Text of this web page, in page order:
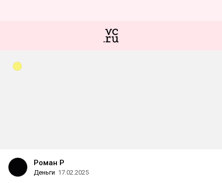
Роман Р
Деньги 17.02.2025